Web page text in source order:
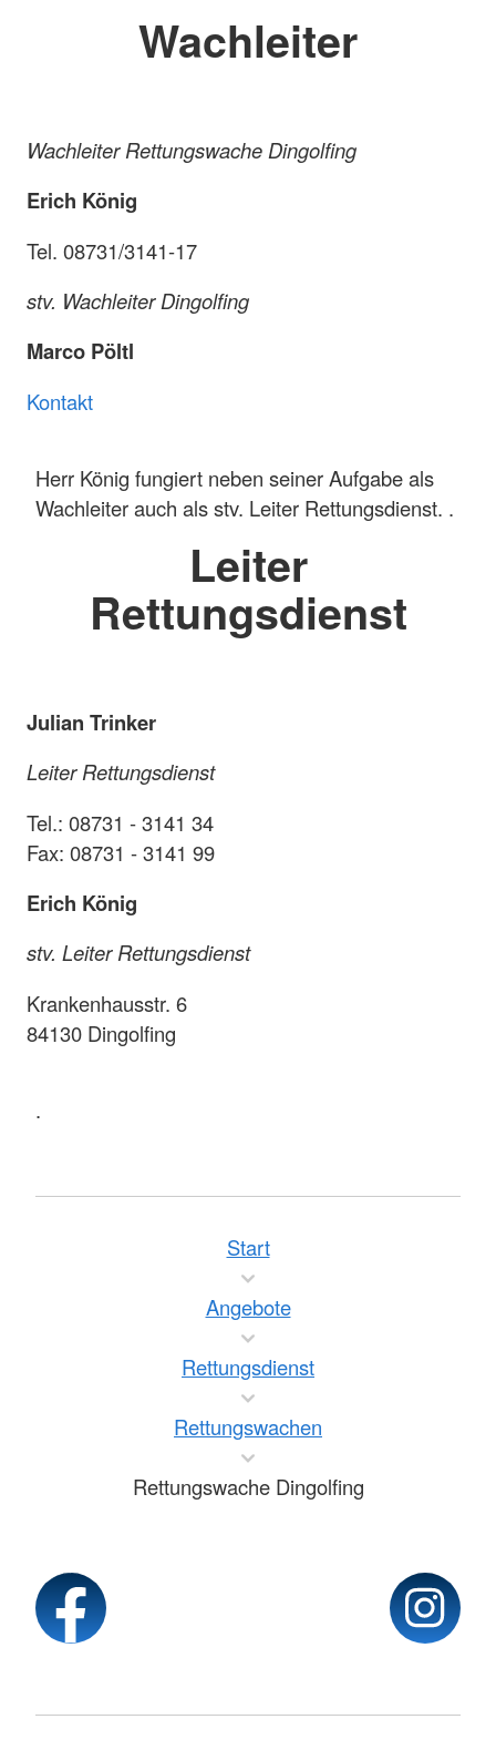
Wachleiter
Wachleiter Rettungswache Dingolfing
Erich König
Tel. 08731/3141-17
stv. Wachleiter Dingolfing
Marco Pöltl
Kontakt
Herr König fungiert neben seiner Aufgabe als
Wachleiter auch als stv. Leiter Rettungsdienst. .
Leiter
Rettungsdienst
Julian Trinker
Leiter Rettungsdienst
Tel.: 08731 - 3141 34
Fax: 08731 - 3141 99
Erich König
stv. Leiter Rettungsdienst
Krankenhausstr. 6
84130 Dingolfing
.
Start
Angebote
Rettungsdienst
Rettungswachen
Rettungswache Dingolfing